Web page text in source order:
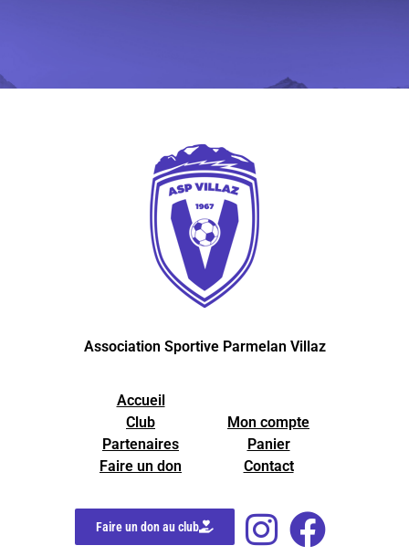
Association Sportive Parmelan Villaz
Accueil
Club
Partenaires
Faire un don
Mon compte
Panier
Contact
Faire un don au club